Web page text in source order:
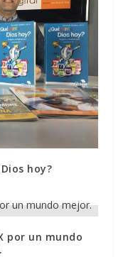
hoy?
por un mundo